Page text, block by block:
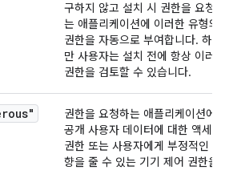
구하지 않고 설치 시 권한을 요청하
는 애플리케이션에 이러한 유형의
권한을 자동으로 부여합니다. 하지
만 사용자는 설치 전에 항상 이러한
권한을 검토할 수 있습니다.
권한을 요청하는 애플리케이션에
공개 사용자 데이터에 대한 액세스
권한 또는 사용자에게 부정적인 영
향을 줄 수 있는 기기 제어 권한을